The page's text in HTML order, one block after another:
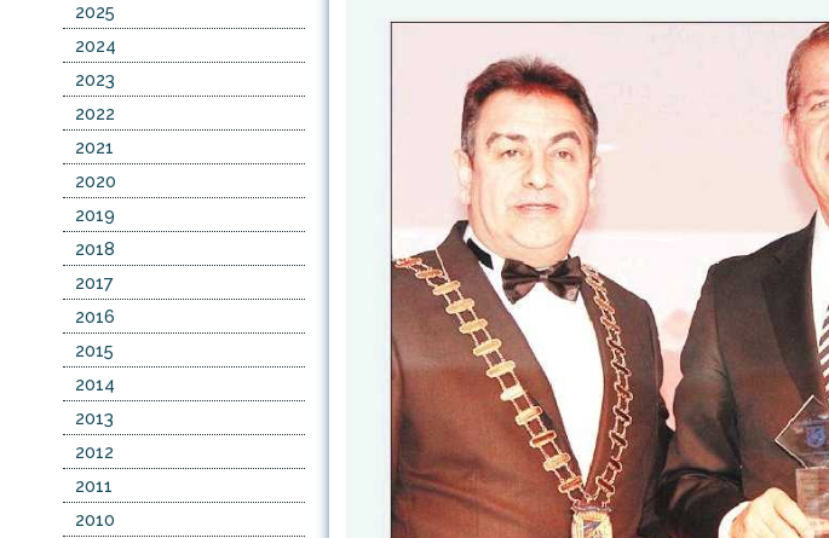
2025
2024
2023
2022
2021
2020
2019
2018
2017
2016
2015
2014
2013
2012
2011
2010